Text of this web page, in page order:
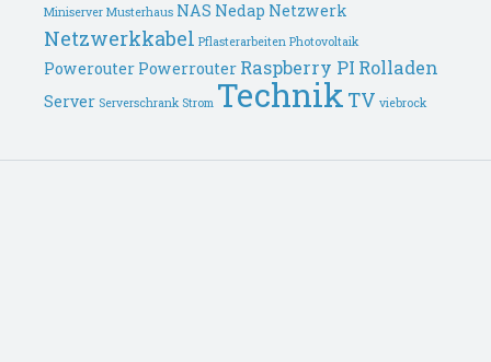
Miniserver Musterhaus NAS Nedap Netzwerk
Netzwerkkabel Pflasterarbeiten Photovoltaik
Powerouter Powerrouter Raspberry PI Rolladen
Server Serverschrank Strom Technik TV viebrock